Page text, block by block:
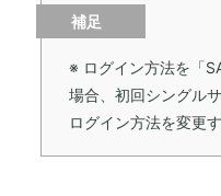
補足
※ ログイン方法を「
場合、初回シングル
ログイン方法を変更